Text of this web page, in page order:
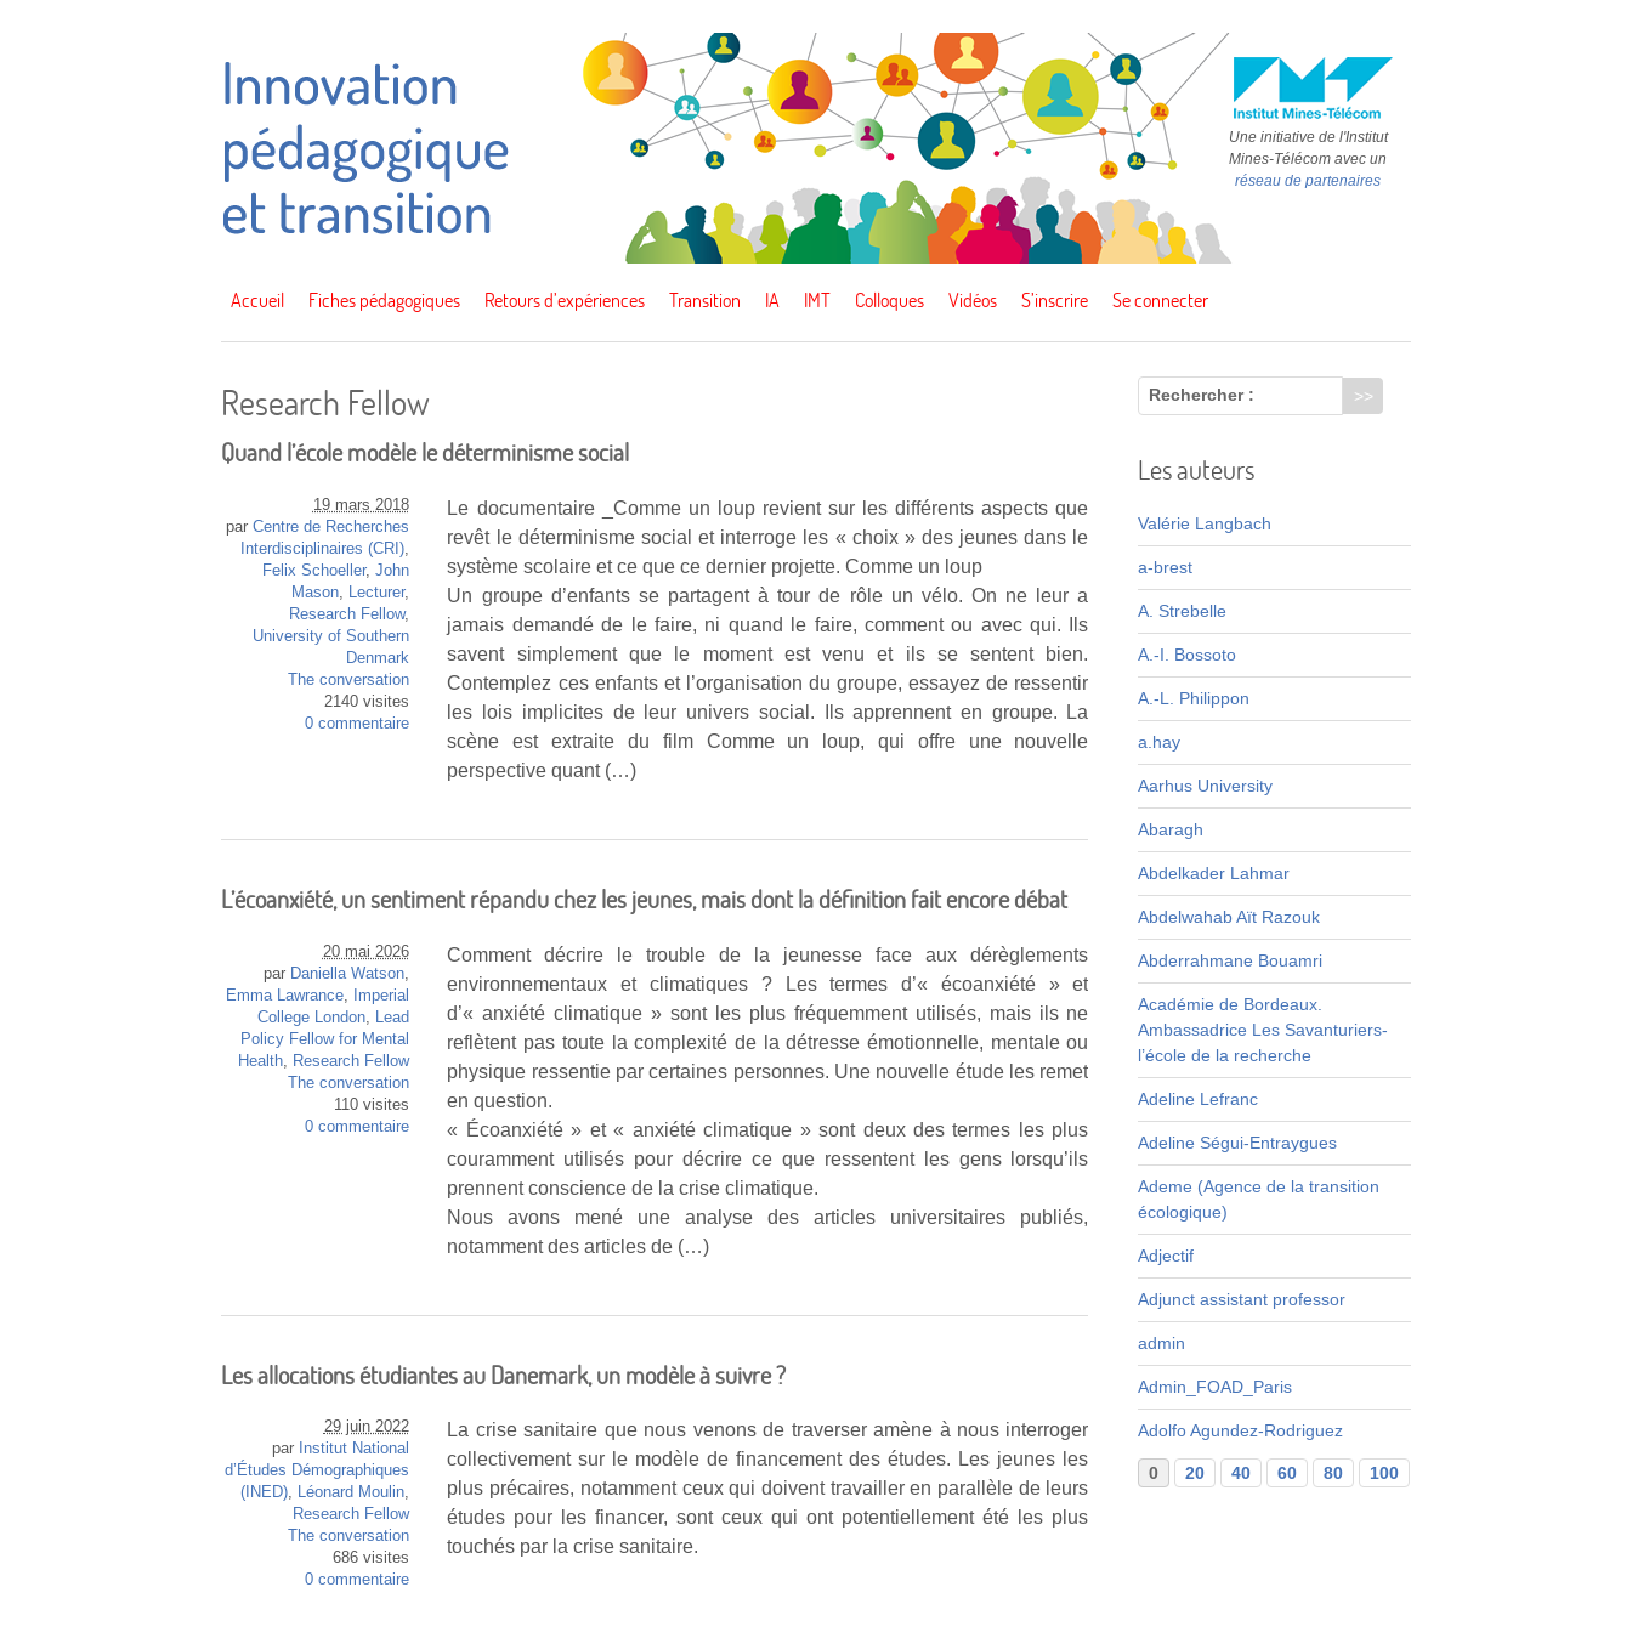
Une initiative de l'Institut
Mines-Télécom avec un
réseau de partenaires
Accueil Fiches pédagogiques Retours d’expériences Transition IA IMT Colloques Vidéos S’inscrire Se connecter
Research Fellow
Quand l’école modèle le déterminisme social
Le documentaire _Comme un loup revient sur les différents aspects que
revêt le déterminisme social et interroge les « choix » des jeunes dans le
système scolaire et ce que ce dernier projette. Comme un loup
Un groupe d’enfants se partagent à tour de rôle un vélo. On ne leur a
jamais demandé de le faire, ni quand le faire, comment ou avec qui. Ils
savent simplement que le moment est venu et ils se sentent bien.
Contemplez ces enfants et l’organisation du groupe, essayez de ressentir
les lois implicites de leur univers social. Ils apprennent en groupe. La
scène est extraite du film Comme un loup, qui offre une nouvelle
perspective quant (…)
19 mars 2018
par Centre de Recherches
Interdisciplinaires (CRI),
Felix Schoeller, John
Mason, Lecturer,
Research Fellow,
University of Southern
Denmark
The conversation
2140 visites
0 commentaire
L’écoanxiété, un sentiment répandu chez les jeunes, mais dont la définition fait encore débat
Comment décrire le trouble de la jeunesse face aux dérèglements
environnementaux et climatiques ? Les termes d’« écoanxiété » et
d’« anxiété climatique » sont les plus fréquemment utilisés, mais ils ne
reflètent pas toute la complexité de la détresse émotionnelle, mentale ou
physique ressentie par certaines personnes. Une nouvelle étude les remet
en question.
« Écoanxiété » et « anxiété climatique » sont deux des termes les plus
couramment utilisés pour décrire ce que ressentent les gens lorsqu’ils
prennent conscience de la crise climatique.
Nous avons mené une analyse des articles universitaires publiés,
notamment des articles de (…)
20 mai 2026
par Daniella Watson,
Emma Lawrance,
Imperial
College London,
Lead
Policy Fellow for Mental
Health,
Research Fellow
The conversation
110 visites
0 commentaire
Les allocations étudiantes au Danemark, un modèle à suivre ?
La crise sanitaire que nous venons de traverser amène à nous interroger
collectivement sur le modèle de financement des études. Les jeunes les
plus précaires, notamment ceux qui doivent travailler en parallèle de leurs
études pour les financer, sont ceux qui ont potentiellement été les plus
touchés par la crise sanitaire.
29 juin 2022
par
Institut National
d’Études Démographiques
(INED), Léonard Moulin,
Research Fellow
The conversation
686 visites
0 commentaire
Rechercher :
Les auteurs
Valérie Langbach
a-brest
A. Strebelle
A.-I. Bossoto
A.-L. Philippon
a.hay
Aarhus University
Abaragh
Abdelkader Lahmar
Abdelwahab Aït Razouk
Abderrahmane Bouamri
Académie de Bordeaux.
Ambassadrice Les Savanturiers-
l’école de la recherche
Adeline Lefranc
Adeline Ségui-Entraygues
Ademe (Agence de la transition
écologique)
Adjectif
Adjunct assistant professor
admin
Admin_FOAD_Paris
Adolfo Agundez-Rodriguez
0 20 40 60 80 100